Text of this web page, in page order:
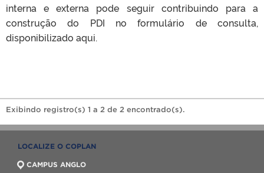
interna e externa pode seguir contribuindo para a
construção do PDI no formulário de consulta,
disponibilizado aqui.
Exibindo registro(s) 1 a 2 de 2 encontrado(s).
LOCALIZE O COPLAN
CAMPUS ANGLO